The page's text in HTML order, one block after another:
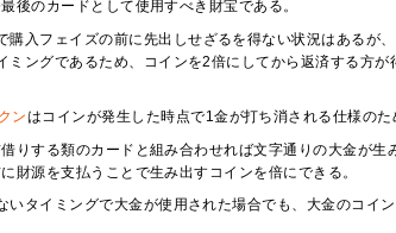
後のカードとして使用すべき財宝である。
購入フェイズの前に先出しせざるを得ない状況はあるが
ミングであるため、コインを2倍にしてから返済する方
ンはコインが発生した時点で1金が打ち消される仕様の
りする類のカードと組み合わせれば文字通りの大金が生
財源を支払うことで生み出すコインを倍にできる。
いタイミングで大金が使用された場合でも、大金のコイ